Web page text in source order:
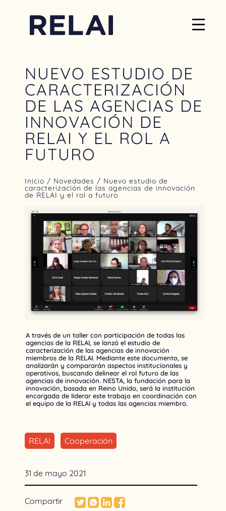
NUEVO ESTUDIO DE
CARACTERIZACIÓN
DE LAS AGENCIAS DE
INNOVACIÓN DE
RELAI Y EL ROL A
FUTURO
Inicio / Novedades / Nuevo estudio de
caracterización de las agencias de innovación
de RELAI y el rol a futuro
A través de un taller con participación de todas las
agencias de la RELAI, se lanzó el estudio de
caracterización de las agencias de innovación
miembros de la RELAI. Mediante este documento, se
analizarán y compararán aspectos institucionales y
operativos, buscando delinear el rol futuro de las
agencias de innovación. NESTA, la fundación para la
innovación, basada en Reino Unido, será la institución
encargada de liderar este trabajo en coordinación con
el equipo de la RELAI y todas las agencias miembro.
RELAI Cooperación
31 de mayo 2021
Compartir